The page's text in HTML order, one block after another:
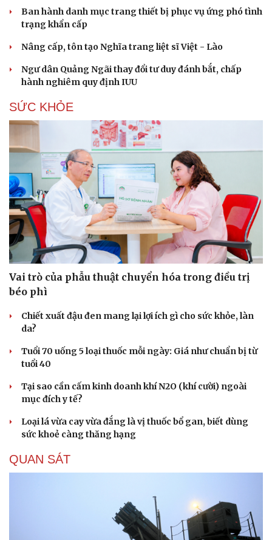
Cải chính
Ban hành danh mục trang thiết bị phục vụ ứng phó tình
trạng khẩn cấp
Nâng cấp, tôn tạo Nghĩa trang liệt sĩ Việt - Lào
Ngư dân Quảng Ngãi thay đổi tư duy đánh bắt, chấp
hành nghiêm quy định IUU
SỨC KHỎE
Vai trò của phẫu thuật chuyển hóa trong điều trị
béo phì
Chiết xuất đậu đen mang lại lợi ích gì cho sức khỏe, làn
da?
Tuổi 70 uống 5 loại thuốc mỗi ngày: Giá như chuẩn bị từ
tuổi 40
Tại sao cần cấm kinh doanh khí N2O (khí cười) ngoài
mục đích y tế?
Loại lá vừa cay vừa đắng là vị thuốc bổ gan, biết dùng
sức khoẻ càng thăng hạng
QUAN SÁT